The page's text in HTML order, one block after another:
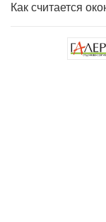
Как считается